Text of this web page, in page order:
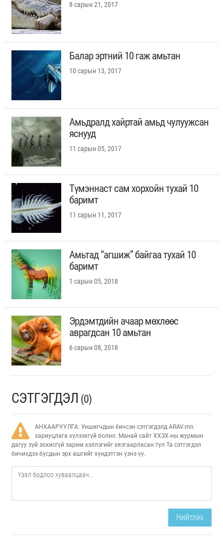
8 сарын 21, 2017
Балар эртний 10 гаж амьтан
10 сарын 13, 2017
Амьдралд хайртай амьд чулуужсан
яснууд
11 сарын 05, 2017
Түмэннаст сам хорхойн тухай 10
баримт
11 сарын 11, 2017
Амьтад “агшиж” байгаа тухай 10
баримт
1 сарын 05, 2018
Эрдэмтдийн ачаар мөхлөөс
аврагдсан 10 амьтан
6 сарын 08, 2018
СЭТГЭГДЭЛ (0)
АНХААРУУЛГА: Уншигчдын бичсэн сэтгэгдэлд ARAV.mn
хариуцлага хүлээхгүй болно. Манай сайт ХХЗХ-ны журмын
дагуу зүй зохисгүй зарим хэллэгийг хязгаарласан тул Та сэтгэгдэл
бичихдээ бусдын эрх ашгийг хүндэтгэн үзнэ үү.
Нийтлэх